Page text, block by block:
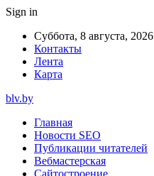
Sign in
Суббота, 8 августа, 2026
Контакты
Лента
Карта
blv.by
Главная
Новости SEO
Публикации читателей
Вебмастерская
Сайтостроение